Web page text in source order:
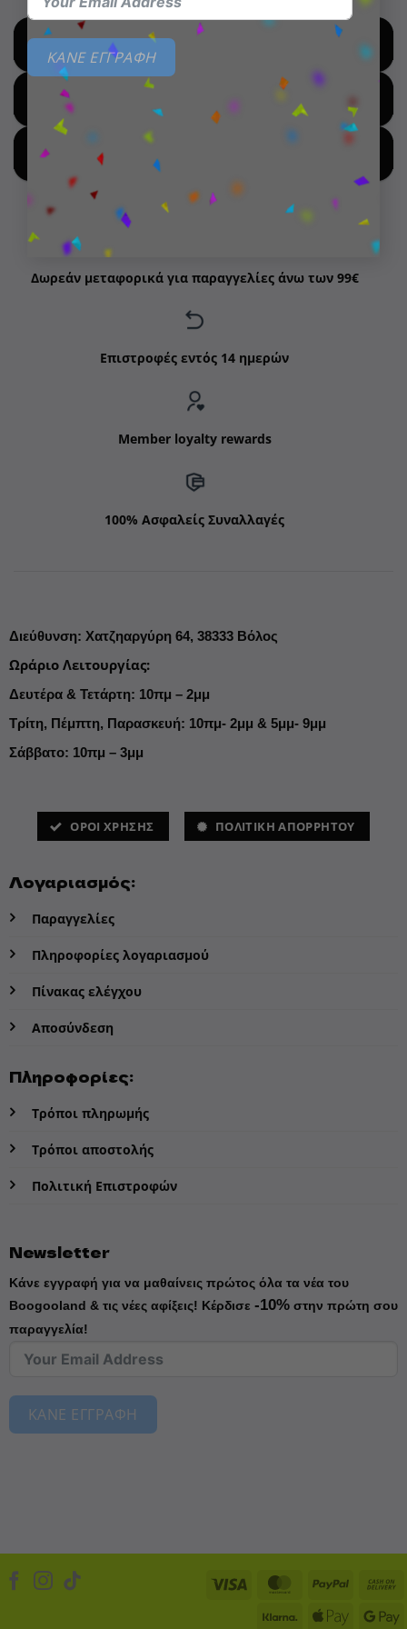
ΚΑΝΕ ΕΓΓΡΑΦΗ
SHOP BY BRANDS
SHOP FOR HOT DEALS
Δωρεάν μεταφορικά για παραγγελίες άνω των 99€
Επιστροφές εντός 14 ημερών
Member loyalty rewards
100% Ασφαλείς Συναλλαγές
Διεύθυνση: Χατζηαργύρη 64, 38333 Βόλος
Ωράριο Λειτουργίας:
Δευτέρα & Τετάρτη: 10πμ – 2μμ
Τρίτη, Πέμπτη, Παρασκευή: 10πμ- 2μμ & 5μμ- 9μμ
Σάββατο: 10πμ – 3μμ
ΌΡΟΙ ΧΡΗΣΗΣ ΠΟΛΙΤΙΚΗ ΑΠΟΡΡΗΤΟΥ
Λογαριασμός:
Παραγγελίες
Πληροφορίες λογαριασμού
Πίνακας ελέγχου
Αποσύνδεση
Πληροφορίες:
Τρόποι πληρωμής
Τρόποι αποστολής
Πολιτική Επιστροφών
Newsletter
Κάνε εγγραφή για να μαθαίνεις πρώτος όλα τα νέα του
Boogooland & τις νέες αφίξεις! Κέρδισε -10%στην πρώτη σου
παραγγελία!
ΚΑΝΕ ΕΓΓΡΑΦΗ
Visa MasterCard
PayPal
KlarnaApple